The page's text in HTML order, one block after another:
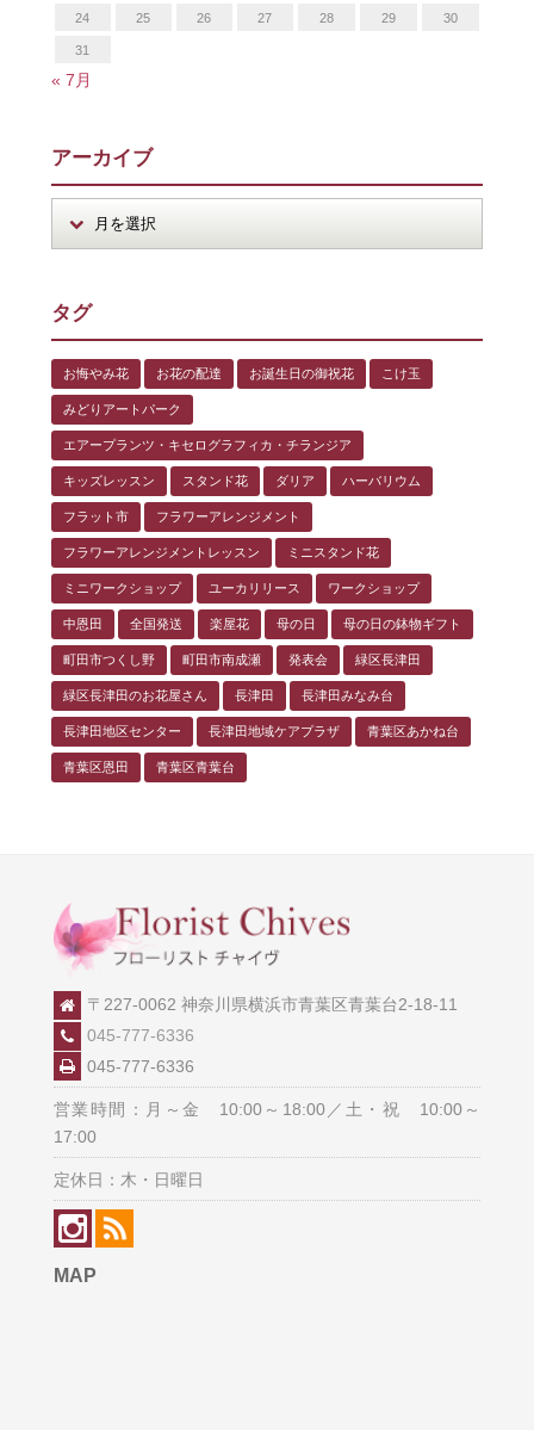
24 25 26 27 28 29 30
31
« 7月
アーカイブ
タグ
お悔やみ花 お花の配達 お誕生日の御祝花 こけ玉
みどりアートパーク
エアープランツ・キセログラフィカ・チランジア
キッズレッスン スタンド花 ダリア ハーバリウム
フラット市 フラワーアレンジメント
フラワーアレンジメントレッスン ミニスタンド花
ミニワークショップ ユーカリリース ワークショップ
中恩田 全国発送 楽屋花 母の日 母の日の鉢物ギフト
町田市つくし野 町田市南成瀬 発表会 緑区長津田
緑区長津田のお花屋さん 長津田 長津田みなみ台
長津田地区センター 長津田地域ケアプラザ 青葉区あかね台
青葉区恩田 青葉区青葉台
〒227-0062 神奈川県横浜市青葉区青葉台2-18-11
045-777-6336
045-777-6336
営業時間：月～金 10:00～18:00／土・祝 10:00～
17:00
定休日：木・日曜日
MAP